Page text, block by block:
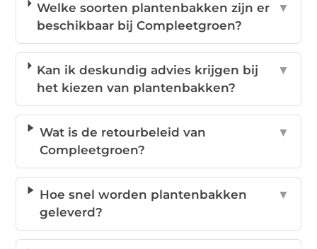
Welke soorten plantenbakken zijn er
beschikbaar bij Compleetgroen?
▼
Kan ik deskundig advies krijgen bij
het kiezen van plantenbakken?
▼
Wat is de retourbeleid van
Compleetgroen?
▼
Hoe snel worden plantenbakken
geleverd?
▼